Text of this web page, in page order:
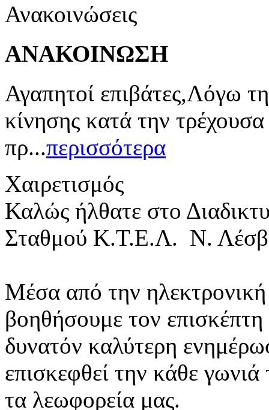
Ανακοινώσεις
ΑΝΑΚΟΙΝΩΣΗ
Αγαπητοί επιβάτες,Λόγω
κίνησης κατά την
πρ...περισσότερα
Χαιρετισμός
Καλώς ήλθατε στο
Σταθμού Κ.Τ.Ε.Λ. Ν.
Μέσα από την ηλεκτρονική
βοηθήσουμε τον
δυνατόν καλύτερη
επισκεφθεί την κάθε
τα λεωφορεία μας.